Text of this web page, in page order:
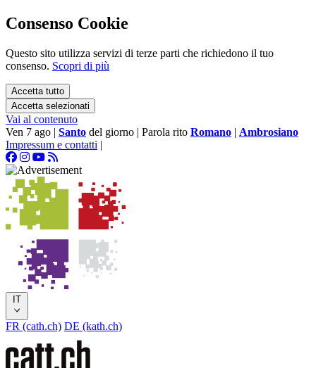
Consenso Cookie
Questo sito utilizza servizi di terze parti che richiedono il tuo
consenso. Scopri di più
Accetta tutto
Accetta selezionati
Vai al contenuto
Ven 7 ago | Santo del giorno | Parola rito Romano | Ambrosiano
Impressum e contatti |
IT
FR (cath.ch) DE (kath.ch)